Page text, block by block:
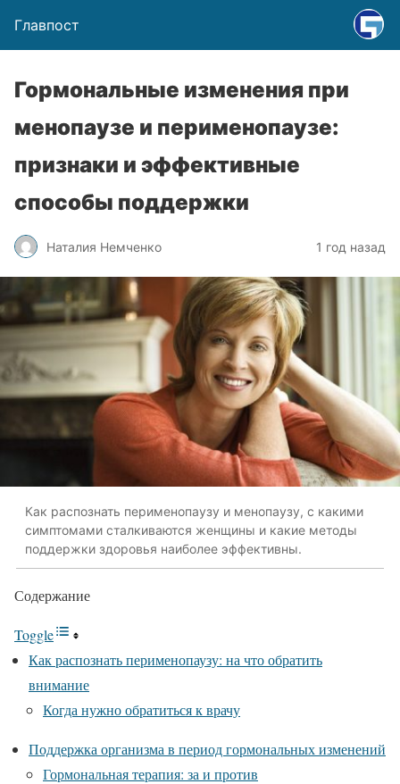
Главпост
Гормональные изменения при
менопаузе и перименопаузе:
признаки и эффективные
способы поддержки
Наталия Немченко 1 год назад
Как распознать перименопаузу и менопаузу, с какими
симптомами сталкиваются женщины и какие методы
поддержки здоровья наиболее эффективны.
Содержание
Toggle
Как распознать перименопаузу: на что обратить
внимание
Когда нужно обратиться к врачу
Поддержка организма в период гормональных изменений
Гормональная терапия: за и против